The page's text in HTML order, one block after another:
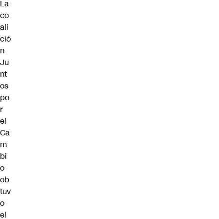
La
co
ali
ció
n
Ju
nt
os
po
r
el
Ca
m
bi
o
ob
tuv
o
el